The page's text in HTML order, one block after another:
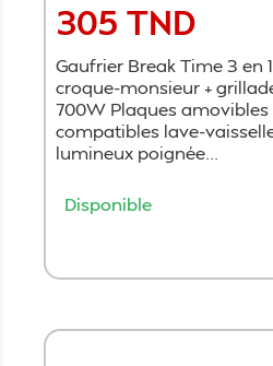
Prix
305 TND
Gaufrier Break Time 3 en
croque-monsieur +
700W Plaques
compatibles lave-
lumineux poignée...
Disponible